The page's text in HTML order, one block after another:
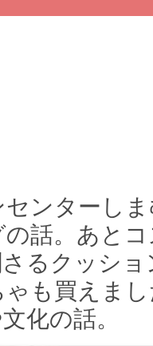
ンターし
話。あと
るクッシ
も買えま
化の話。